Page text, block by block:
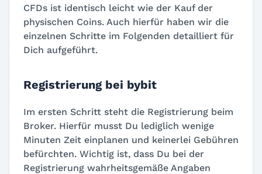
CFDs ist identisch leicht wie der Kauf der
physischen Coins. Auch hierfür haben wir die
einzelnen Schritte im Folgenden detailliert für
Dich aufgeführt.
Registrierung bei bybit
Im ersten Schritt steht die Registrierung beim
Broker. Hierfür musst Du lediglich wenige
Minuten Zeit einplanen und keinerlei Gebühren
befürchten. Wichtig ist, dass Du bei der
Registrierung wahrheitsgemäße Angaben